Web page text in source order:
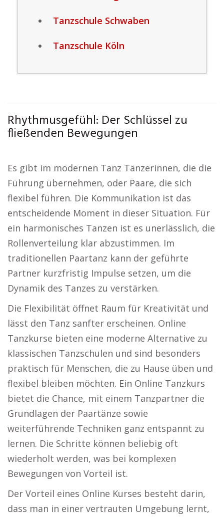
Tanzschule Schwaben
Tanzschule Köln
Rhythmusgefühl: Der Schlüssel zu
fließenden Bewegungen
Es gibt im modernen Tanz Tänzerinnen, die die
Führung übernehmen, oder Paare, die sich
flexibel führen. Die Kommunikation ist das
entscheidende Moment in dieser Situation. Für
ein harmonisches Tanzen ist es unerlässlich, die
Rollenverteilung klar abzustimmen. Im
traditionellen Paartanz kann der geführte
Partner kurzfristig Impulse setzen, um die
Dynamik des Tanzes zu verstärken.
Die Flexibilität öffnet Raum für Kreativität und
lässt den Tanz sanfter erscheinen. Online
Tanzkurse bieten eine moderne Alternative zu
klassischen Tanzschulen und sind besonders
praktisch für Menschen, die zu Hause üben und
flexibel bleiben möchten. Ein Online Tanzkurs
bietet die Chance, mit einem Tanzpartner die
Grundlagen der Paartänze sowie
weiterführende Techniken ganz entspannt zu
lernen. Die Schritte können beliebig oft
wiederholt werden, was bei komplexen
Bewegungen von Vorteil ist.
Der Vorteil eines Online Kurses besteht darin,
dass man in einer vertrauten Umgebung lernt,